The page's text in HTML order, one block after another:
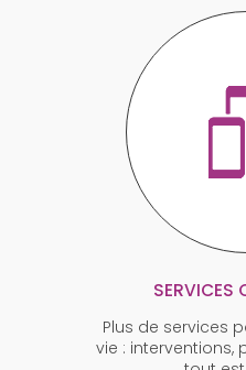
SERVICES
Plus de services
vie : interventions,